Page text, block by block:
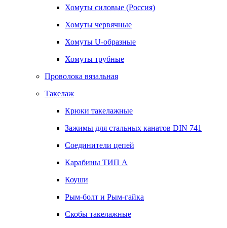
Хомуты силовые (Россия)
Хомуты червячные
Хомуты U-образные
Хомуты трубные
Проволока вязальная
Такелаж
Крюки такелажные
Зажимы для стальных канатов DIN 741
Соединители цепей
Карабины ТИП А
Коуши
Рым-болт и Рым-гайка
Скобы такелажные